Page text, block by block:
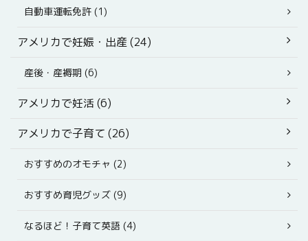
自動車運転免許 (1)
アメリカで妊娠・出産 (24)
産後・産褥期 (6)
アメリカで妊活 (6)
アメリカで子育て (26)
おすすめのオモチャ (2)
おすすめ育児グッズ (9)
なるほど！子育て英語 (4)